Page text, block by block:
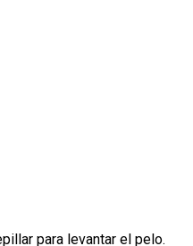
para levantar el pelo.